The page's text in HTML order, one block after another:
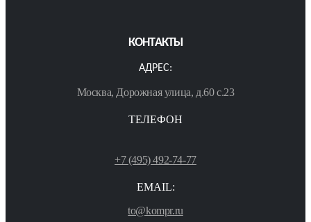
КОНТАКТЫ
АДРЕС:
Москва, Дорожная улица, д.60 с.23
ТЕЛЕФОН
+7 (495) 492-74-77
EMAIL:
to@kompr.ru